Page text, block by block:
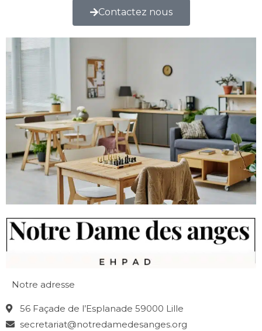
Contactez nous
Notre adresse
56 Façade de l’Esplanade 59000 Lille
secretariat@notredamedesanges.org